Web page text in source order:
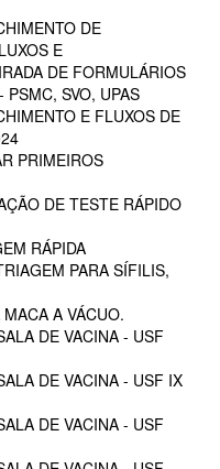
DE
E
DE FORMULÁRIOS
PSMC, SVO, UPAS
E FLUXOS DE
PRIMEIROS
DE TESTE RÁPIDO
RÁPIDA
PARA SÍFILIS,
A VÁCUO.
DE VACINA - USF
DE VACINA - USF IX
DE VACINA - USF